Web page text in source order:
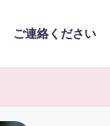
ご連絡ください